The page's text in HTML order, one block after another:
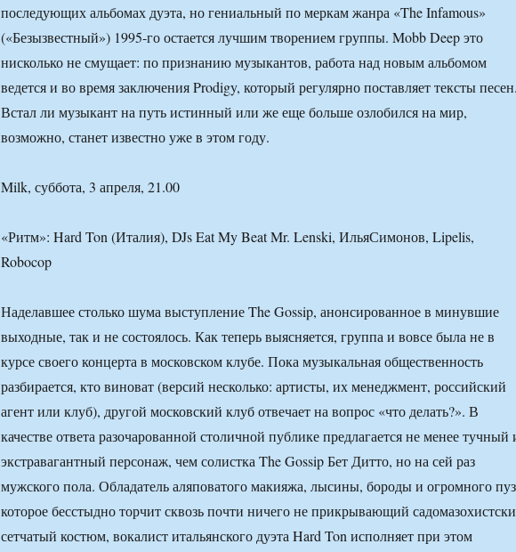
последующих альбомах дуэта, но гениальный по меркам жанра «The Infamous»
(«Безызвестный») 1995-го остается лучшим творением группы. Mobb Deep это
нисколько не смущает: по признанию музыкантов, работа над новым альбомом
ведется и во время заключения Prodigy, который регулярно поставляет тексты
Встал ли музыкант на путь истинный или же еще больше озлобился на мир,
возможно, станет известно уже в этом году.
Milk, суббота, 3 апреля, 21.00
«Ритм»: Hard Ton (Италия), DJs Eat My Beat Mr. Lenski, ИльяСимонов, Lipelis,
Robocop
Наделавшее столько шума выступление The Gossip, анонсированное в минувшие
выходные, так и не состоялось. Как теперь выясняется, группа и вовсе была не в
курсе своего концерта в московском клубе. Пока музыкальная общественность
разбирается, кто виноват (версий несколько: артисты, их менеджмент, российский
агент или клуб), другой московский клуб отвечает на вопрос «что делать?». В
качестве ответа разочарованной столичной публике предлагается не менее тучный
экстравагантный персонаж, чем солистка The Gossip Бет Дитто, но на сей раз
мужского пола. Обладатель аляповатого макияжа, лысины, бороды и огромного
которое бесстыдно торчит сквозь почти ничего не прикрывающий
сетчатый костюм, вокалист итальянского дуэта Hard Ton исполняет при этом